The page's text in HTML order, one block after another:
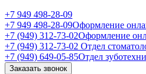
+7 949 498-28-09
+7 949 498-28-09Оформление
+7 (949) 312-73-02Оформление
+7 (949) 312-73-02 Отдел
+7 (949) 649-05-85Отдел
Заказать звонок